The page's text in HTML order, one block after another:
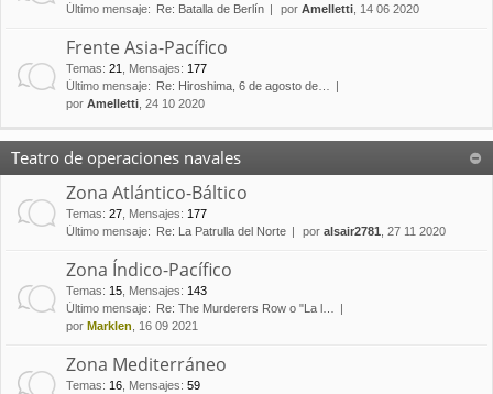
Último mensaje:
Re: Batalla de Berlín por Amelletti , 14 06 2020
Frente Asia-Pacífico
Temas: 21 Mensajes: 177
Último mensaje:
Re: Hiroshima, 6 de agosto de…
por Amelletti , 24 10 2020
Teatro de operaciones navales
Zona Atlántico-Báltico
Temas: 27 Mensajes: 177
Último mensaje:
Re: La Patrulla del Norte por alsair2781 , 27 11 2020
Zona Índico-Pacífico
Temas: 15 Mensajes: 143
Último mensaje:
Re: The Murderers Row o "La l…
por Marklen , 16 09 2021
Zona Mediterráneo
Temas: 16 Mensajes: 59